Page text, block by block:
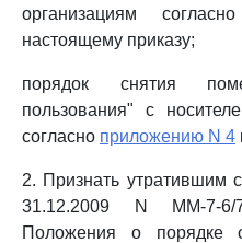
организациям
настоящему приказу;
порядок снятия
пользования" с
согласно приложению N 4
2. Признать утратившим
31.12.2009 N ММ-7-6/
Положения о порядке